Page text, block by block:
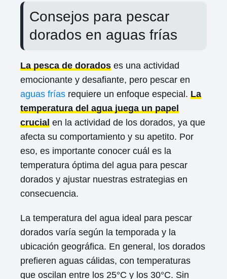
Consejos para pescar
dorados en aguas frías
La pesca de dorados es una actividad
emocionante y desafiante, pero pescar en
aguas frías requiere un enfoque especial. La
temperatura del agua juega un papel
crucial en la actividad de los dorados, ya que
afecta su comportamiento y su apetito. Por
eso, es importante conocer cuál es la
temperatura óptima del agua para pescar
dorados y ajustar nuestras estrategias en
consecuencia.
La temperatura del agua ideal para pescar
dorados varía según la temporada y la
ubicación geográfica. En general, los dorados
prefieren aguas cálidas, con temperaturas
que oscilan entre los 25°C y los 30°C. Sin